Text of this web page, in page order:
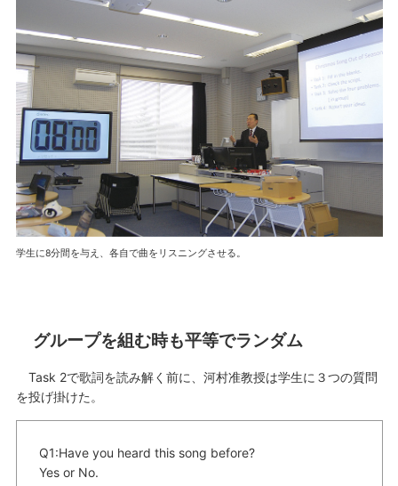
学生に8分間を与え、各自で曲をリスニングさせる。
グループを組む時も平等でランダム
Task 2で歌詞を読み解く前に、河村准教授は学生に３つの質問
を投げ掛けた。
Q1:Have you heard this song before?
Yes or No.